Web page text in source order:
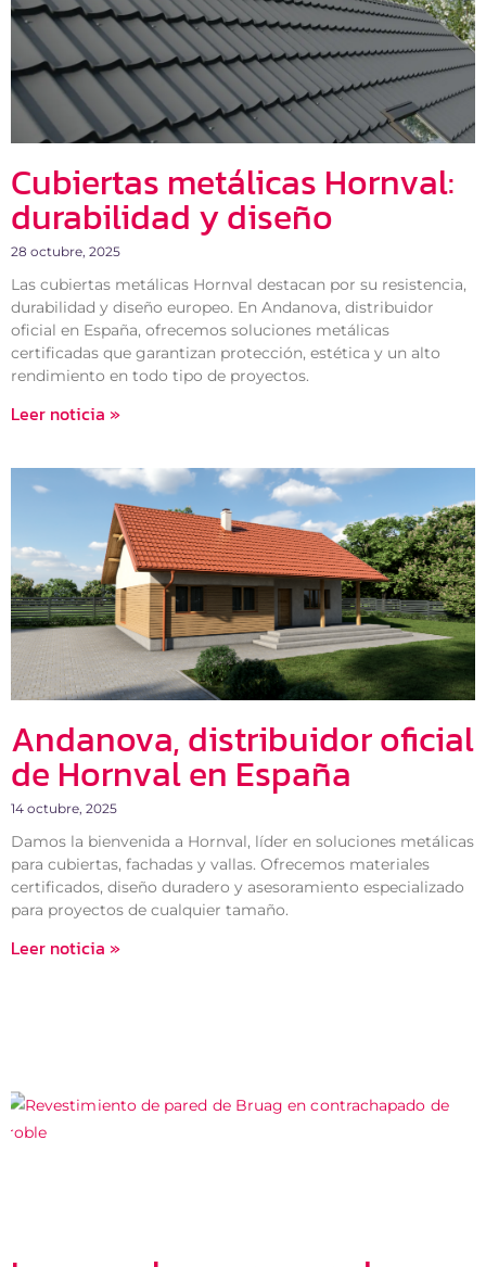
Cubiertas metálicas Hornval:
durabilidad y diseño
28 octubre, 2025
Las cubiertas metálicas Hornval destacan por su resistencia,
durabilidad y diseño europeo. En Andanova, distribuidor
oficial en España, ofrecemos soluciones metálicas
certificadas que garantizan protección, estética y un alto
rendimiento en todo tipo de proyectos.
Leer noticia »
Andanova, distribuidor oficial
de Hornval en España
14 octubre, 2025
Damos la bienvenida a Hornval, líder en soluciones metálicas
para cubiertas, fachadas y vallas. Ofrecemos materiales
certificados, diseño duradero y asesoramiento especializado
para proyectos de cualquier tamaño.
Leer noticia »